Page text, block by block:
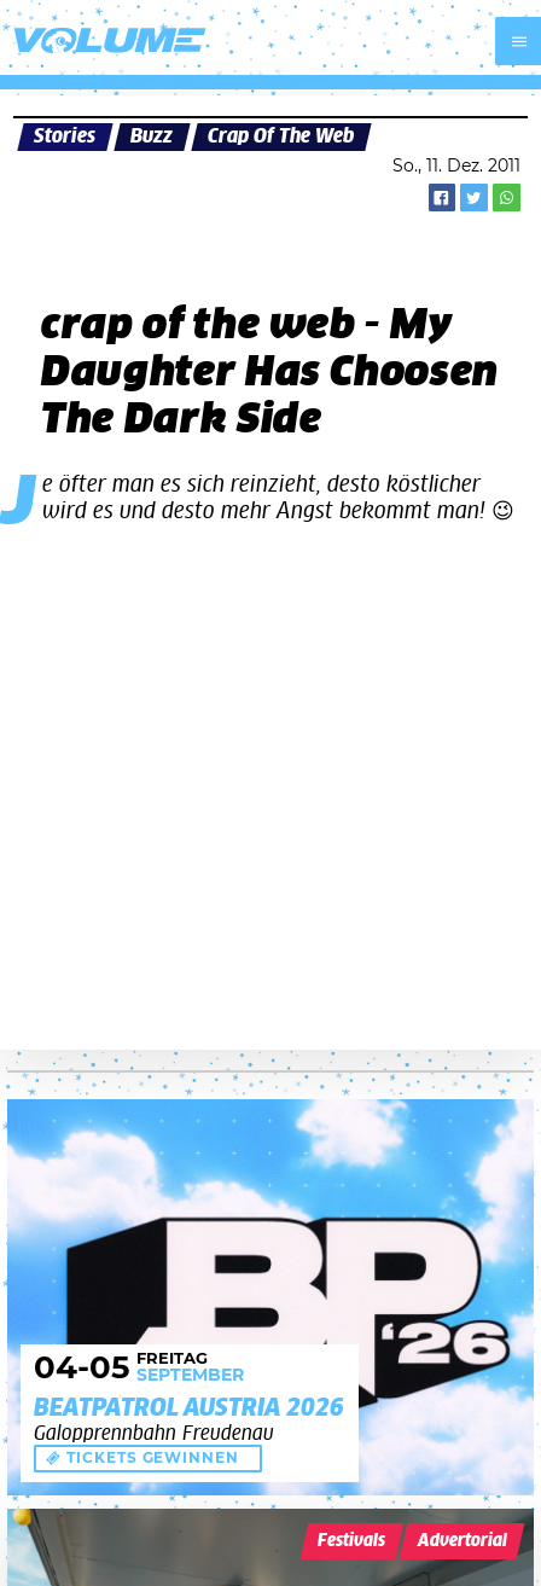
Stories Buzz Crap Of The Web
So., 11. Dez. 2011
crap of the web - My
Daughter Has Choosen
The Dark Side
Je öfter man es sich reinzieht, desto köstlicher wird es und desto mehr Angst bekommt man! 😉
04-05 FREITAG
SEPTEMBER
BEATPATROL AUSTRIA 2026
Galopprennbahn Freudenau
TICKETS GEWINNEN
Festivals Advertorial